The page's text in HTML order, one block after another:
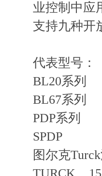
业控制中应
支持九种开
代表型号：
BL20系列
BL67系列
PDP系列
SPDP
图尔克